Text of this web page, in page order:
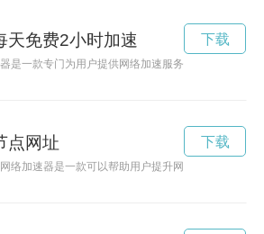
天免费2小时加速
是一款专门为用户提供网络加速服务的软件工具，
下载
点网址
络加速器是一款可以帮助用户提升网络运行速度的
下载